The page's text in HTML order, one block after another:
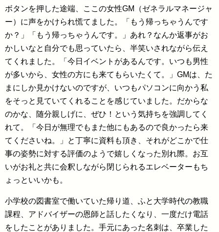
ボタンを押した途端、ここの女性GM（ゼネラルマネージャ
ー）に声をかけられ慌てました。「もう帰っちゃうんです
か？」「もう帰っちゃうんです。」あれ？なんか返事がお
かしいなと自分でも思っていたら、半笑いされながら伝え
てくれました。「今日イベントがあるんです。いつも男性
が多いから、女性の方にも来てもらいたくて。」GMは、た
まにしか見かけないのですが、いつもパソコンに向かう私
をそっと見ていてくれることを感じていました。だからな
のかな、随分親しげに、ぜひ！という気持ちを強調してく
れて。「今日が無理でもまた他にもあるので良かったら来
てくださいね。」と丁寧に資料も頂き、それがどこかで仕
事の姿勢に対する評価のようで嬉しくなった別れ際。お互
いがお礼と共に会釈しながら閉じられるエレベーターもち
ょっといいかも。
小学校の図書室で働いていた帰り道、ふと大学時代の教職
課程、アドバイザーの恩師と話したくなり、一度だけ電話
をしたことがありました。手元にあった名刺は、卒業した